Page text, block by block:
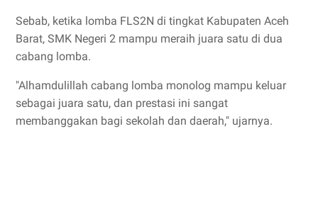
Sebab, ketika lomba FLS2N di tingkat Kabupaten Aceh
Barat, SMK Negeri 2 mampu meraih juara satu di dua
cabang lomba.
"Alhamdulillah cabang lomba monolog mampu keluar
sebagai juara satu, dan prestasi ini sangat
membanggakan bagi sekolah dan daerah," ujarnya.